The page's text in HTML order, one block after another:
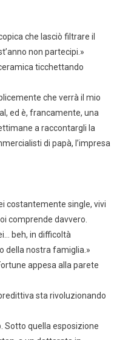
che lasciò filtrare il
non partecipi.»
ticchettando
che verrà il mio
ed è, francamente, una
a raccontargli la
di papà, l’impresa
costantemente single, vivi
comprende davvero.
beh, in difficoltà
della nostra famiglia.»
appesa alla parete
sta rivoluzionando
Sotto quella esposizione